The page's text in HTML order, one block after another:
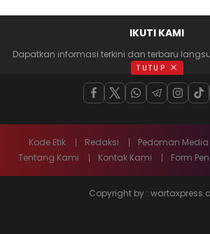
IKUTI KAMI
Dapatkan informasi terkini dan terbaru
anda
Kode Etik Redaksi Pedoman Media
Tentang Kami
Kontak Kami Form
Copyright by :
TUTUP